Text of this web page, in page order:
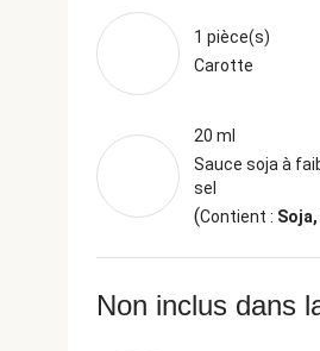
1 pièce(s)
Carotte
20 ml
Sauce soja à
sel
(Contient :
Non inclus dans